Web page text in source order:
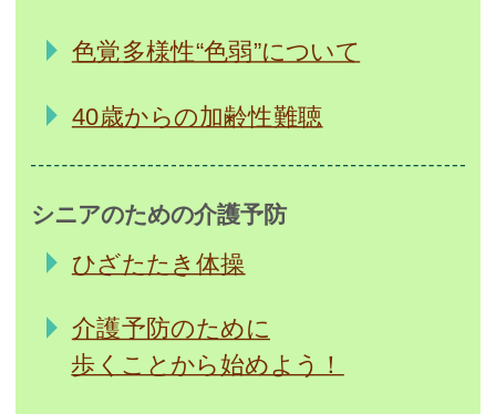
色覚多様性“色弱”について
40歳からの加齢性難聴
シニアのための介護予防
ひざたたき体操
介護予防のために
歩くことから始めよう！